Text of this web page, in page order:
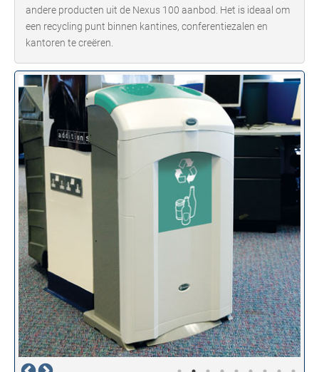
andere producten uit de Nexus 100 aanbod. Het is ideaal om
een recycling punt binnen kantines, conferentiezalen en
kantoren te creëren.